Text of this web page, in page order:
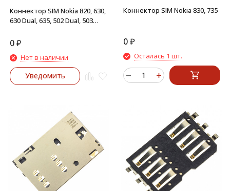
Коннектор SIM Nokia 820, 630,
630 Dual, 635, 502 Dual, 503
0₽
Нет в наличии
Уведомить
Коннектор SIM Nokia 830, 735
0₽
Осталась 1 шт.